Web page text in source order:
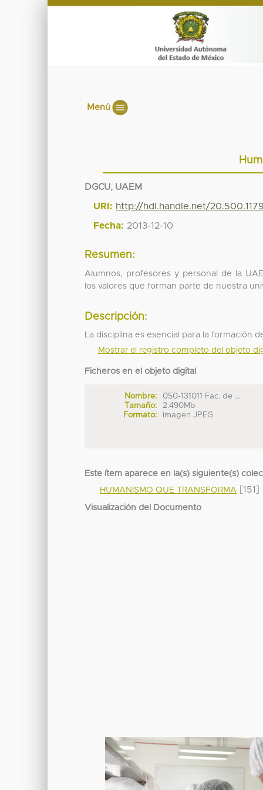
Menú
DGCU, UAEM
URI: http://hdl.handle.net/
Fecha: 2013-12-10
Resumen:
Alumnos, profesores y personal de la
los valores que forman parte de nuestra
Descripción:
La disciplina es esencial para la formación
Mostrar el registro completo del objeto
Ficheros en el objeto digital
Nombre:
050-131011 Fac. de ...
Tamaño:
2.490Mb
Formato:
imagen JPEG
Este ítem aparece en la(s) siguiente(s)
HUMANISMO QUE TRANSFORMA [151]
Visualización del Documento